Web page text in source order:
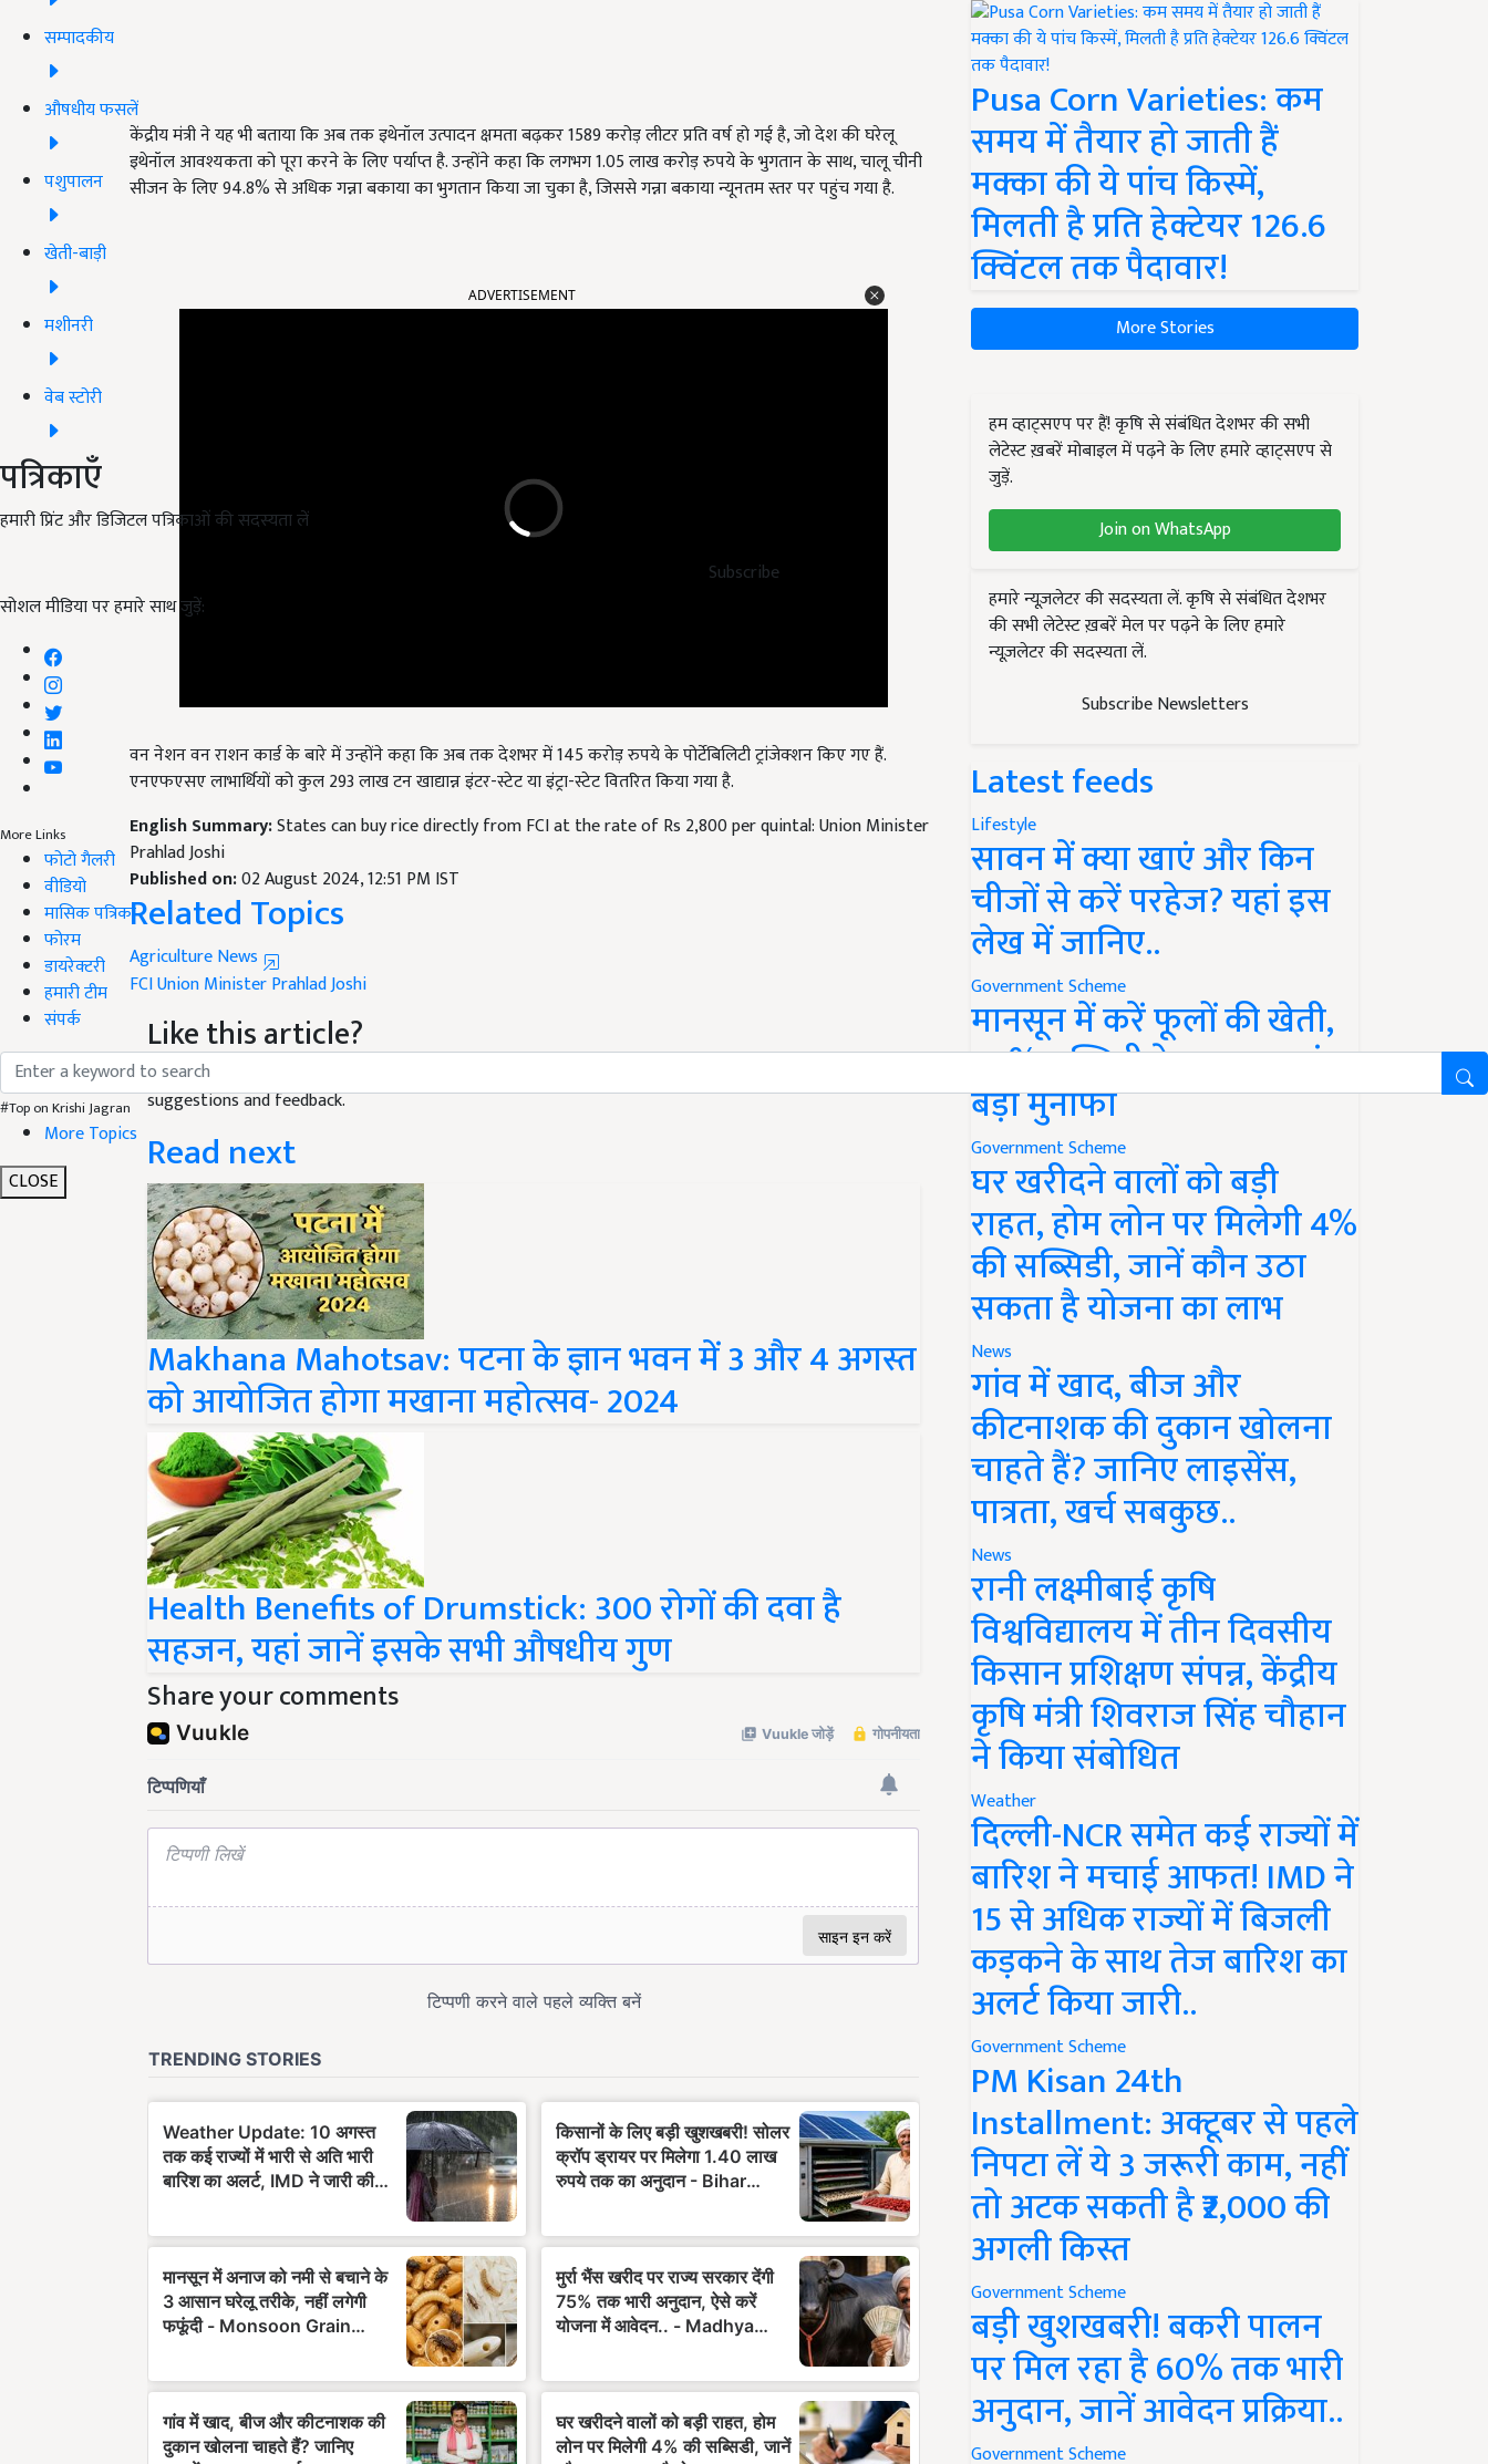
सम्पादकीय
औषधीय फसलें
पशुपालन
खेती-बाड़ी
मशीनरी
वेब स्टोरी
पत्रिकाएँ
हमारी प्रिंट और डिजिटल पत्रिकाओं की सदस्यता लें
Subscribe
सोशल मीडिया पर हमारे साथ जुड़ें:
More Links
फोटो गैलरी
वीडियो
मासिक पत्रिका
फोरम
डायरेक्टरी
हमारी टीम
संपर्क
#Top on Krishi Jagran
More Topics
CLOSE
केंद्रीय मंत्री ने यह भी बताया कि अब तक इथेनॉल उत्पादन क्षमता बढ़कर 1589 करोड़ लीटर प्रति वर्ष हो गई है, जो देश की घरेलू
इथेनॉल आवश्यकता को पूरा करने के लिए पर्याप्त है. उन्होंने कहा कि लगभग 1.05 लाख करोड़ रुपये के भुगतान के साथ, चालू चीनी
सीजन के लिए 94.8% से अधिक गन्ना बकाया का भुगतान किया जा चुका है, जिससे गन्ना बकाया न्यूनतम स्तर पर पहुंच गया है.
एनएफएसए लाभार्थियों को कुल 293 लाख टन खाद्यान्न इंटर-स्टेट या इंट्रा-स्टेट वितरित किया गया है.
States can buy rice directly from FCI at the rate of Rs 2,800 per quintal: Union Minister
Prahlad Joshi
Published on:
Related Topics
Agriculture News
FCIUnion Minister Prahlad Joshi
Like this article?
Hey! I amKJ Staff. Did you liked this article and have suggestions to improve this article?Mailme your
suggestions and feedback.
Read next
Makhana Mahotsav: पटना के ज्ञान भवन में 3 और 4 अगस्त
को आयोजित होगा मखाना महोत्सव- 2024
Health Benefits of Drumstick: 300 रोगों की दवा है
सहजन, यहां जानें इसके सभी औषधीय गुण
Share your comments
Pusa Corn Varieties: कम
समय में तैयार हो जाती हैं
मक्का की ये पांच किस्में,
मिलती है प्रति हेक्टेयर 126.6
क्विंटल तक पैदावार!
More Stories
हम व्हाट्सएप पर हैं! कृषि से संबंधित देशभर की सभी
लेटेस्ट ख़बरें मोबाइल में पढ़ने के लिए हमारे व्हाट्सएप से
जुड़ें.
Join on WhatsApp
हमारे न्यूज़लेटर की सदस्यता लें. कृषि से संबंधित देशभर
की सभी लेटेस्ट ख़बरें मेल पर पढ़ने के लिए हमारे
न्यूज़लेटर की सदस्यता लें.
Subscribe Newsletters
Latest feeds
Lifestyle
सावन में क्या खाएं और किन
चीजों से करें परहेज? यहां इस
लेख में जानिए..
Government Scheme
मानसून में करें फूलों की खेती,
50% सब्सिडी के साथ कमाएं
बड़ा मुनाफा
Government Scheme
घर खरीदने वालों को बड़ी
राहत, होम लोन पर मिलेगी 4%
की सब्सिडी, जानें कौन उठा
सकता है योजना का लाभ
News
गांव में खाद, बीज और
कीटनाशक की दुकान खोलना
चाहते हैं? जानिए लाइसेंस,
पात्रता, खर्च सबकुछ..
News
रानी लक्ष्मीबाई कृषि
विश्वविद्यालय में तीन दिवसीय
किसान प्रशिक्षण संपन्न, केंद्रीय
कृषि मंत्री शिवराज सिंह चौहान
ने किया संबोधित
Weather
दिल्ली-NCR समेत कई राज्यों में
बारिश ने मचाई आफत! IMD ने
15 से अधिक राज्यों में बिजली
कड़कने के साथ तेज बारिश का
अलर्ट किया जारी..
Government Scheme
PM Kisan 24th
Installment: अक्टूबर से पहले
निपटा लें ये 3 जरूरी काम, नहीं
तो अटक सकती है ₹2,000 की
अगली किस्त
Government Scheme
बड़ी खुशखबरी! बकरी पालन
पर मिल रहा है 60% तक भारी
अनुदान, जानें आवेदन प्रक्रिया..
Government Scheme